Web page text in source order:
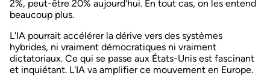
2%, peut-être 20% aujourd'hui. En tout cas, on les entend
beaucoup plus.
L'IA pourrait accélérer la dérive vers des systèmes
hybrides, ni vraiment démocratiques ni vraiment
dictatoriaux. Ce qui se passe aux États-Unis est fascinant
et inquiétant. L'IA va amplifier ce mouvement en Europe.